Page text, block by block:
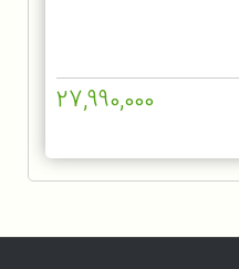
27,990,000